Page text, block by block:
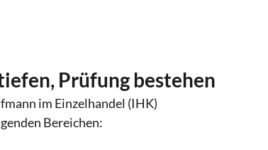
Prüfung bestehen
im Einzelhandel (IHK)
Bereichen: